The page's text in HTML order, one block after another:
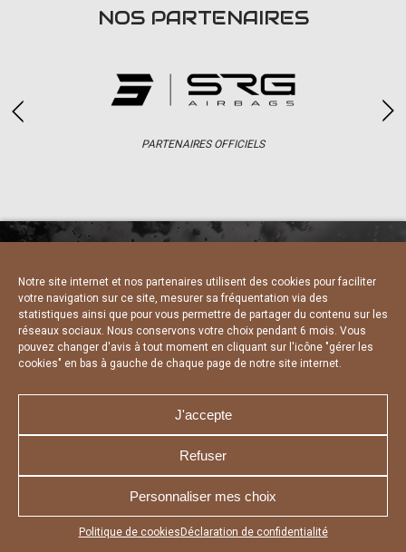
Notre site internet et nos partenaires utilisent des cookies pour faciliter
votre navigation sur ce site, mesurer sa fréquentation via des
statistiques ainsi que pour vous permettre de partager du contenu sur les
réseaux sociaux. Nous conservons votre choix pendant 6 mois. Vous
pouvez changer d'avis à tout moment en cliquant sur l'icône "gérer les
cookies" en bas à gauche de chaque page de notre site internet.
J'accepte
Refuser
Personnaliser mes choix
Politique de cookies Déclaration de confidentialité
Appuyez sur le bouton partager en bas de votre
PARTENAIRES
accéder à la billetterie
NOS PARTENAIRES
PARTENAIRES OFFICIELS
NOUS CONTACTER
MENTIONS LÉGALES
CHARTE DE CONFIDENTIALITÉ
DÉCLARATION DE CONFIDENTIALITÉ
POLITIQUE D’UTILISATION DES COOKIES
RÉALISÉ PAR L’AGENCE WEB A3 WEB